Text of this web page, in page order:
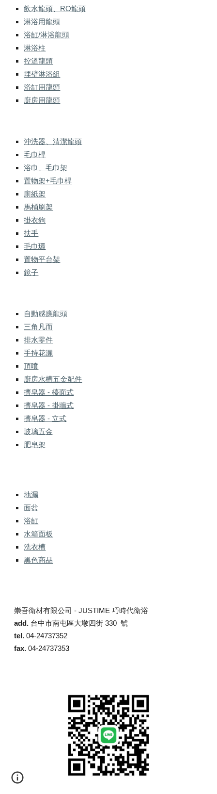
飲水龍頭、RO龍頭
淋浴用龍頭
浴缸/淋浴龍頭
淋浴柱
控溫龍頭
埋壁淋浴組
浴缸用龍頭
廚房用龍頭
沖洗器、清潔龍頭
毛巾桿
浴巾、毛巾架
置物架+毛巾桿
廁紙架
馬桶刷架
掛衣鉤
扶手
毛巾環
置物平台架
鏡子
自動感應龍頭
三角凡而
排水零件
手持花灑
頂噴
廚房水槽五金配件
擠皂器 - 檯面式
擠皂器 - 掛牆式
擠皂器 - 立式
玻璃五金
肥皂架
地漏
面盆
浴缸
水箱面板
洗衣槽
黑色商品
崇吾衛材有限公司 -JUSTIME 巧時代衛浴
add. 台中市南屯區大墩四街 330 號
tel.04-24737352
fax.04-24737353